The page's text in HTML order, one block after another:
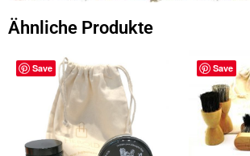
Ähnliche Produkte
Save Save